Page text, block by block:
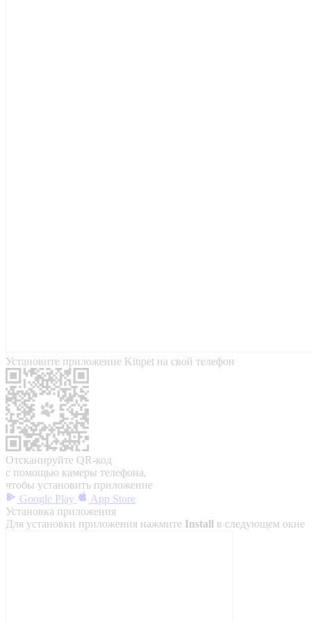
Установите приложение Kinpet на свой телефон
Отсканируйте QR-код
с помощью камеры телефона,
чтобы установить приложение
Google Play
App Store
Установка приложения
Для установки приложения нажмите Install в следующем окне